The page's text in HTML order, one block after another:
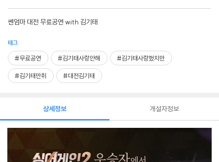
쎈엄마 대전 무료공연 with 김기태
태그
#무료공연 #김기태사랑안해 #김기태사랑했지만
#김기태만취 #대전김기태
상세정보 개설자정보